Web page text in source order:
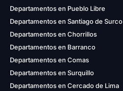
Departamentos en Pueblo Libre
Departamentos en Santiago de Surco
Departamentos en Chorrillos
Departamentos en Barranco
Departamentos en Comas
Departamentos en Surquillo
Departamentos en Cercado de Lima